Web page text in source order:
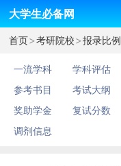
大学生必备网
首页>考研院校>报录比例
一流学科 学科评估
参考书目
考试大纲
奖助学金
复试分数
调剂信息